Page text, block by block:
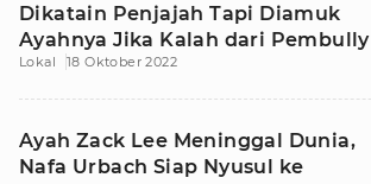
Dikatain Penjajah Tapi Diamuk
Ayahnya Jika Kalah dari Pembully
Lokal 18 Oktober 2022
Ayah Zack Lee Meninggal Dunia,
Nafa Urbach Siap Nyusul ke